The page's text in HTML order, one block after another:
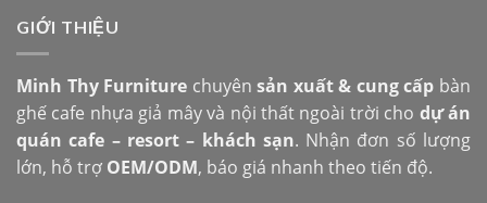
GIỚI THIỆU
Minh Thy Furniture chuyênsản xuất & cung cấp bàn
ghế cafe nhựa giả mây và nội thất ngoài trời cho dự án
quán cafe – resort – khách sạn. Nhận đơn số lượng
lớn, hỗ trợ OEM/ODM, báo giá nhanh theo tiến độ.